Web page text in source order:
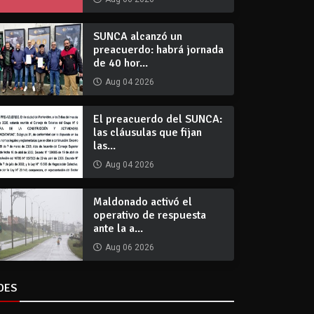
SUNCA alcanzó un
preacuerdo: habrá jornada
de 40 hor...
Aug 04 2026
El preacuerdo del SUNCA:
las cláusulas que fijan
las...
Aug 04 2026
Maldonado activó el
operativo de respuesta
ante la a...
Aug 06 2026